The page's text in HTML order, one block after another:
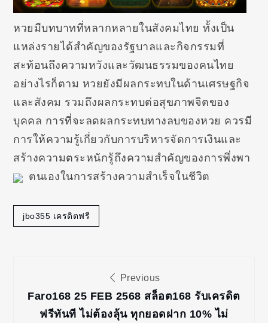
หวยมีบทบาทที่หลากหลายในสังคมไทย ทั้งเป็น
แหล่งรายได้สำคัญของรัฐบาลและกิจกรรมที่
สะท้อนถึงความหวังและวัฒนธรรมของคนไทย
อย่างไรก็ตาม หวยยังมีผลกระทบในด้านเศรษฐกิจ
และสังคม รวมถึงผลกระทบต่อสุขภาพจิตของ
บุคคล การที่จะลดผลกระทบทางลบของหวย ควรมี
การให้ความรู้เกี่ยวกับการบริหารจัดการเงินและ
สร้างความตระหนักรู้ถึงความสำคัญของการพึ่งพา
ตนเองในการสร้างความสำเร็จในชีวิต
jbo355 เครดิตฟรี
เรื่อง
Previous
Faro168 25 FEB 2568 สล็อต168 รับเครดิต
ฟรีทันที ไม่ต้องลุ้น ทุกยอดฝาก 10% ไม่